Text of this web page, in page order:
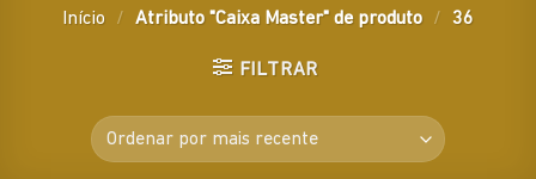
Início / Atributo "Caixa Master" de produto / 36
FILTRAR